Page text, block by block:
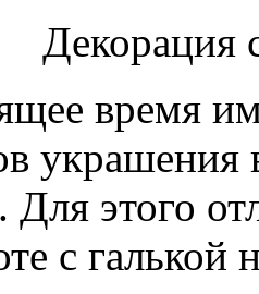
Декорация
время
украшения
Для этого
с галькой